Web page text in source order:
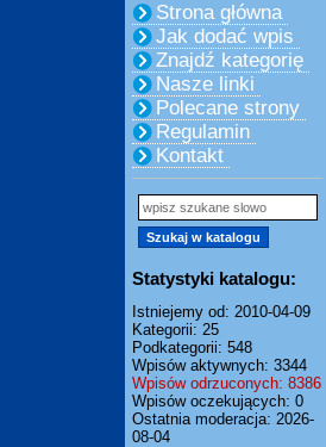
Strona główna
Jak dodać wpis
Znajdź kategorię
Nasze linki
Polecane strony
Regulamin
Kontakt
Statystyki katalogu:
Istniejemy od: 2010-04-09
Kategorii: 25
Podkategorii: 548
Wpisów aktywnych: 3344
Wpisów odrzuconych: 8386
Wpisów oczekujących: 0
Ostatnia moderacja: 2026-
08-04